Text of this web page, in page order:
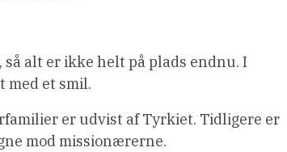
alt er ikke helt på plads endnu. I
med et smil.
er udvist af Tyrkiet. Tidligere er
mod missionærerne.